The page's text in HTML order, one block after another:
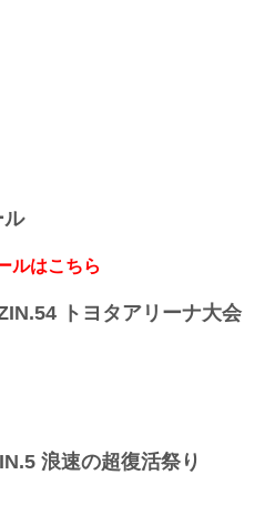
ル
ルはこちら
トヨタアリーナ大会
浪速の超復活祭り